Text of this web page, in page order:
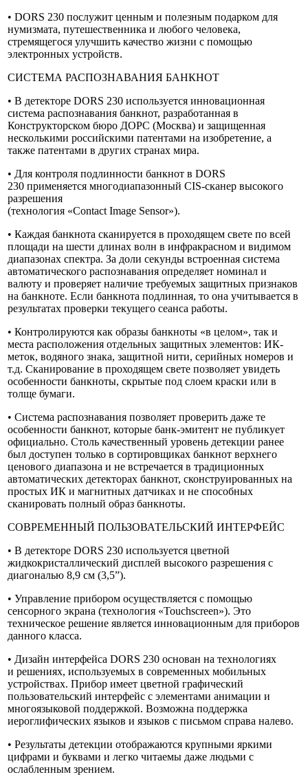
• DORS 230 послужит ценным и полезным подарком для
нумизмата, путешественника и любого человека,
стремящегося улучшить качество жизни с помощью
электронных устройств.
СИСТЕМА РАСПОЗНАВАНИЯ БАНКНОТ
• В детекторе DORS 230 используется инновационная
система распознавания банкнот, разработанная в
Конструкторском бюро ДОРС (Москва) и защищенная
несколькими российскими патентами на изобретение, а
также патентами в других странах мира.
• Для контроля подлинности банкнот в DORS
230 применяется многодиапазонный CIS-сканер высокого
разрешения
(технология «Contact Image Sensor»).
• Каждая банкнота сканируется в проходящем свете по всей
площади на шести длинах волн в инфракрасном и видимом
диапазонах спектра. За доли секунды встроенная система
автоматического распознавания определяет номинал и
валюту и проверяет наличие требуемых защитных признаков
на банкноте. Если банкнота подлинная, то она учитывается в
результатах проверки текущего сеанса работы.
• Контролируются как образы банкноты «в целом», так и
места расположения отдельных защитных элементов: ИК-
меток, водяного знака, защитной нити, серийных номеров и
т.д. Сканирование в проходящем свете позволяет увидеть
особенности банкноты, скрытые под слоем краски или в
толще бумаги.
• Cистема распознавания позволяет проверить даже те
особенности банкнот, которые банк-эмитент не публикует
официально. Столь качественный уровень детекции ранее
был доступен только в сортировщиках банкнот верхнего
ценового диапазона и не встречается в традиционных
автоматических детекторах банкнот, сконструированных на
простых ИК и магнитных датчиках и не способных
сканировать полный образ банкноты.
СОВРЕМЕННЫЙ ПОЛЬЗОВАТЕЛЬСКИЙ ИНТЕРФЕЙС
• В детекторе DORS 230 используется цветной
жидкокристаллический дисплей высокого разрешения с
диагональю 8,9 см (3,5”).
• Управление прибором осуществляется с помощью
сенсорного экрана (технология «Touchscreen»). Это
техническое решение является инновационным для приборов
данного класса.
• Дизайн интерфейса DORS 230 основан на технологиях
и решениях, используемых в современных мобильных
устройствах. Прибор имеет цветной графический
пользовательский интерфейс с элементами анимации и
многоязыковой поддержкой. Возможна поддержка
иероглифических языков и языков с письмом справа налево.
• Результаты детекции отображаются крупными яркими
цифрами и буквами и легко читаемы даже людьми с
ослабленным зрением.